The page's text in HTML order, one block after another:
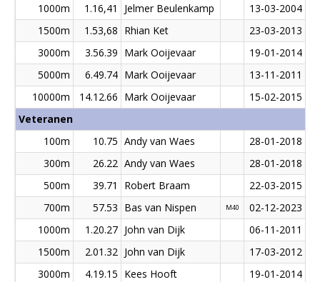
1000m
1.16,41 Jelmer Beulenkamp
13-03-2004
1500m
1.53,68 Rhian Ket
23-03-2013
3000m
3.56.39 Mark Ooijevaar
19-01-2014
5000m
6.49.74 Mark Ooijevaar
13-11-2011
10000m
14.12.66 Mark Ooijevaar
15-02-2015
Veteranen
100m
10.75 Andy van Waes
28-01-2018
300m
26.22 Andy van Waes
28-01-2018
500m
39.71 Robert Braam
22-03-2015
700m
57.53 Bas van Nispen M40
02-12-2023
1000m
1.20.27 John van Dijk
06-11-2011
1500m
2.01.32 John van Dijk
17-03-2012
3000m
4.19.15 Kees Hooft
19-01-2014